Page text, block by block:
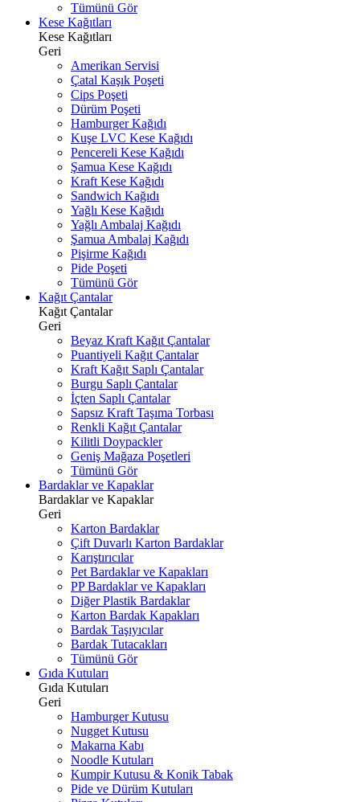
Tümünü Gör
Kese Kağıtları
Kese Kağıtları
Geri
Amerikan Servisi
Çatal Kaşık Poşeti
Cips Poşeti
Dürüm Poşeti
Hamburger Kağıdı
Kuşe LVC Kese Kağıdı
Pencereli Kese Kağıdı
Şamua Kese Kağıdı
Kraft Kese Kağıdı
Sandwich Kağıdı
Yağlı Kese Kağıdı
Yağlı Ambalaj Kağıdı
Şamua Ambalaj Kağıdı
Pişirme Kağıdı
Pide Poşeti
Tümünü Gör
Kağıt Çantalar
Kağıt Çantalar
Geri
Beyaz Kraft Kağıt Çantalar
Puantiyeli Kağıt Çantalar
Kraft Kağıt Saplı Çantalar
Burgu Saplı Çantalar
İçten Saplı Çantalar
Sapsız Kraft Taşıma Torbası
Renkli Kağıt Çantalar
Kilitli Doypackler
Geniş Mağaza Poşetleri
Tümünü Gör
Bardaklar ve Kapaklar
Bardaklar ve Kapaklar
Geri
Karton Bardaklar
Çift Duvarlı Karton Bardaklar
Karıştırıcılar
Pet Bardaklar ve Kapakları
PP Bardaklar ve Kapakları
Diğer Plastik Bardaklar
Karton Bardak Kapakları
Bardak Taşıyıcılar
Bardak Tutacakları
Tümünü Gör
Gıda Kutuları
Gıda Kutuları
Geri
Hamburger Kutusu
Nugget Kutusu
Makarna Kabı
Noodle Kutuları
Kumpir Kutusu & Konik Tabak
Pide ve Dürüm Kutuları